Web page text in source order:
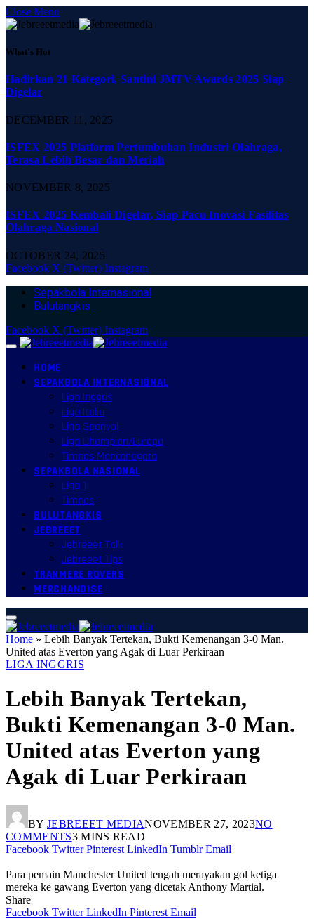
Close Menu
What's Hot
Hadirkan 21 Kategori, Santini JMTV Awards 2025 Siap
Digelar
DECEMBER 11, 2025
ISFEX 2025 Platform Pertumbuhan Industri Olahraga,
Terasa Lebih Besar dan Meriah
NOVEMBER 8, 2025
ISFEX 2025 Kembali Digelar, Siap Pacu Inovasi Fasilitas
Olahraga Nasional
OCTOBER 24, 2025
Facebook X (Twitter) Instagram
Sepakbola Internasional
Bulutangkis
Facebook X (Twitter) Instagram
HOME
SEPAKBOLA INTERNASIONAL
Liga Inggris
Liga Italia
Liga Spanyol
Liga Champion/Europa
Timnas Mancanegara
SEPAKBOLA NASIONAL
Liga 1
Timnas
BULUTANGKIS
JEBREEET
Jebreeet Talk
Jebreeet Tips
TRANMERE ROVERS
MERCHANDISE
Home » Lebih Banyak Tertekan, Bukti Kemenangan 3-0 Man.
United atas Everton yang Agak di Luar Perkiraan
LIGA INGGRIS
Lebih Banyak Tertekan,
Bukti Kemenangan 3-0 Man.
United atas Everton yang
Agak di Luar Perkiraan
BY JEBREEET MEDIANOVEMBER 27, 2023NO
COMMENTS3 MINS READ
Facebook Twitter Pinterest LinkedIn Tumblr Email
Para pemain Manchester United tengah merayakan gol ketiga
mereka ke gawang Everton yang dicetak Anthony Martial.
Share
Facebook Twitter LinkedIn Pinterest Email